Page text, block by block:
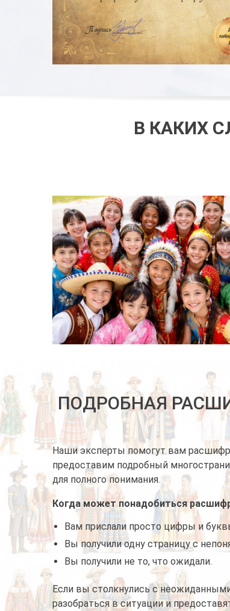
В КАКИХ
ПОДРОБНАЯ
Наши эксперты помогут вам
предоставим подробный
для полного понимания.
Когда может понадобиться
Вам прислали просто цифры и
Вы получили одну страницу с
Вы получили не то, что ожидали.
Если вы столкнулись с
разобраться в ситуации и